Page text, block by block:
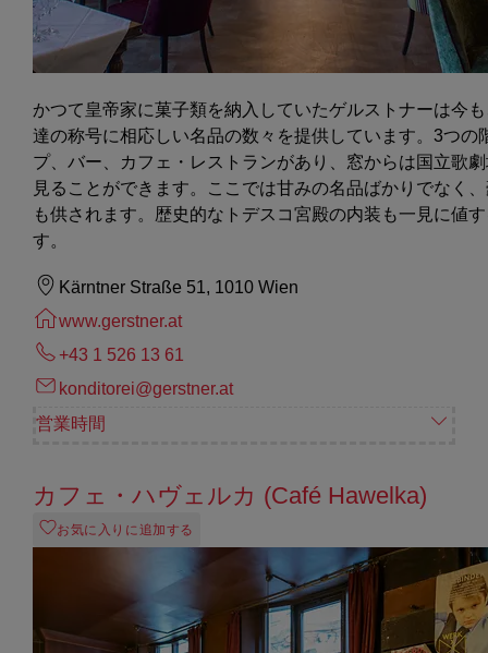
かつて皇帝家に菓子類を納入していたゲルストナーは今
達の称号に相応しい名品の数々を提供しています。3つの
プ、バー、カフェ・レストランがあり、窓からは国立歌
見ることができます。ここでは甘みの名品ばかりでなく
も供されます。歴史的なトデスコ宮殿の内装も一見に値
す。
Kärntner Straße 51, 1010 Wien
www.gerstner.at
+43 1 526 13 61
konditorei@gerstner.at
営業時間
カフェ・ハヴェルカ (Café Hawelka)
お気に入りに追加する